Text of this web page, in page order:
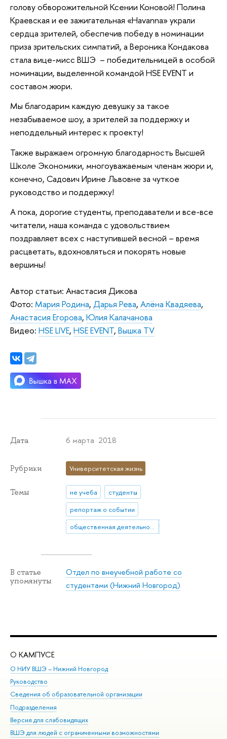
голову обворожительной Ксении Коновой! Полина
Краевская и ее зажигательная «Havanna» украли
сердца зрителей, обеспечив победу в номинации
приза зрительских симпатий, а Вероника Кондакова
стала вице-мисс ВШЭ – победительницей в особой
номинации, выделенной командой HSE EVENT и
составом жюри.
Мы благодарим каждую девушку за такое
незабываемое шоу, а зрителей за поддержку и
неподдельный интерес к проекту!
Также выражаем огромную благодарность Высшей
Школе Экономики, многоуважаемым членам жюри и,
конечно, Садович Ирине Львовне за чуткое
руководство и поддержку!
А пока, дорогие студенты, преподаватели и все-все
читатели, наша команда с удовольствием
поздравляет всех с наступившей весной – время
расцветать, вдохновляться и покорять новые
вершины!
Автор статьи: Анастасия Дикова
Фото: Мария Родина, Дарья Рева, Алёна Квадяева,
Анастасия Егорова, Юлия Калачанова
Видео: HSE LIVE, HSE EVENT, Вышка TV
Дата 6 марта 2018
Рубрики Университетская жизнь
Темы не учеба
студенты
репортаж о событии
общественная деятельность
В статье
упомянуты
Отдел по внеучебной работе со
студентами (Нижний Новгород)
О КАМПУСЕ
О НИУ ВШЭ – Нижний Новгород
Руководство
Сведения об образовательной организации
Подразделения
Версия для слабовидящих
ВШЭ для людей с ограниченными возможностями